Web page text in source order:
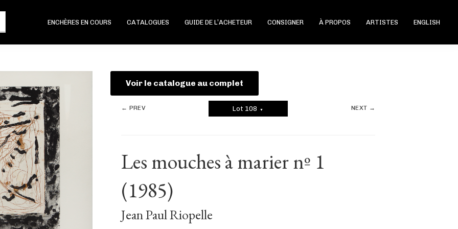
ENCHÈRES EN COURS CATALOGUES GUIDE DE L’ACHETEUR CONSIGNER À PROPOS ARTISTES ENGLISH
Voir le catalogue au complet
← PREV Lot 108 ▼ NEXT →
Les mouches à marier nº 1
(1985)
Jean Paul Riopelle